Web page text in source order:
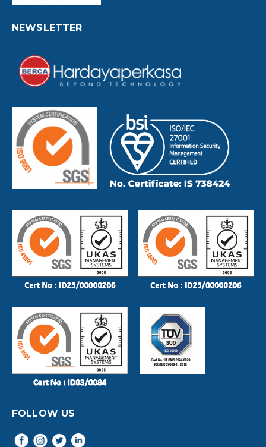
NEWSLETTER
FOLLOW US